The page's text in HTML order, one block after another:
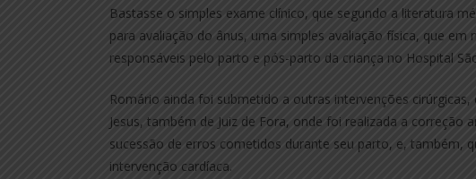
Bastasse o simples exame clínico, que segundo a literatura
para avaliação do ânus, uma simples avaliação física, que
responsáveis pelo parto e pós-parto da criança no Hospital
Romário ainda foi submetido a outras intervenções
Jesus, também de Juiz de Fora, onde foi realizada a correção
sucessão de erros cometidos durante seu parto, e, também,
intervenção cardíaca.